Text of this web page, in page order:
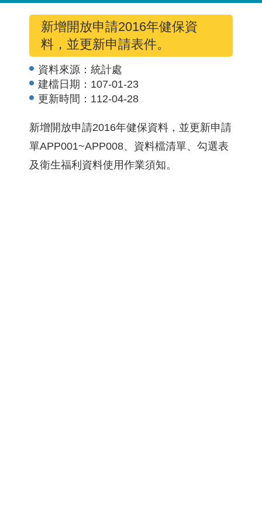
新增開放申請2016年健保資
料，並更新申請表件。
資料來源： 統計處
建檔日期： 107-01-23
更新時間： 112-04-28
新增開放申請2016年健保資料，並更新申請
單APP001~APP008、資料檔清單、勾選表
及衛生福利資料使用作業須知。